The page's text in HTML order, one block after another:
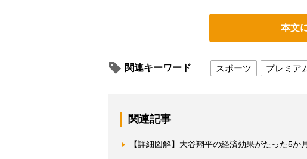
本文
関連キーワード スポーツ プレミア
関連記事
【詳細図解】大谷翔平の経済効果がたった5か